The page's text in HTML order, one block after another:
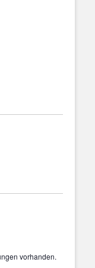
vorhanden.